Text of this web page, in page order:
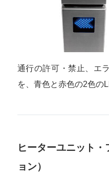
通行の許可・禁止、エ
を、青色と赤色の2色の
ヒーターユニット
ョン）